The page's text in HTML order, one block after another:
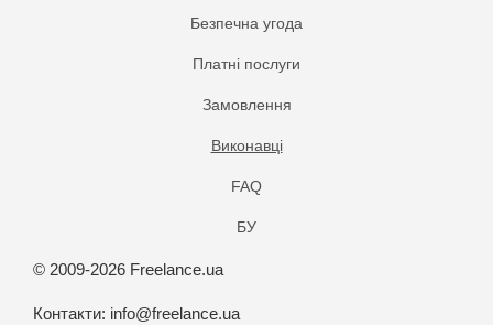
Безпечна угода
Платнi послуги
Замовлення
Виконавці
FAQ
БУ
© 2009-2026 Freelance.ua
Контакти: info@freelance.ua